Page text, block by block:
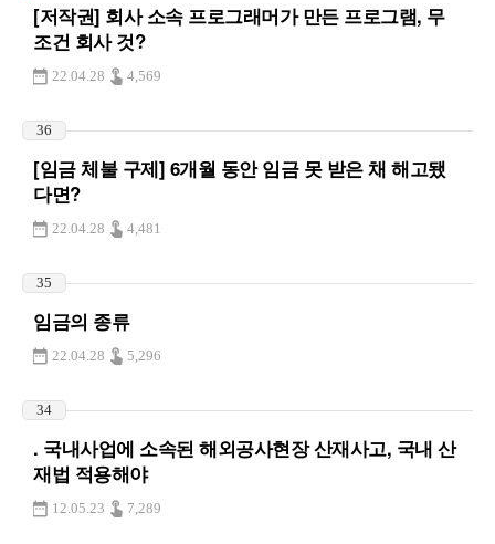
[저작권] 회사 소속 프로그래머가 만든 프로그램, 무
조건 회사 것?
22.04.28 4,569
36
[임금 체불 구제] 6개월 동안 임금 못 받은 채 해고됐
다면?
22.04.28 4,481
35
임금의 종류
22.04.28 5,296
34
. 국내사업에 소속된 해외공사현장 산재사고, 국내 산
재법 적용해야
12.05.23 7,289